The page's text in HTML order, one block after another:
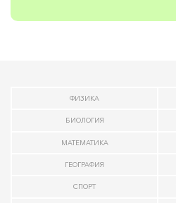
ФИЗИКА
БИОЛОГИЯ
МАТЕМАТИКА
ГЕОГРАФИЯ
СПОРТ